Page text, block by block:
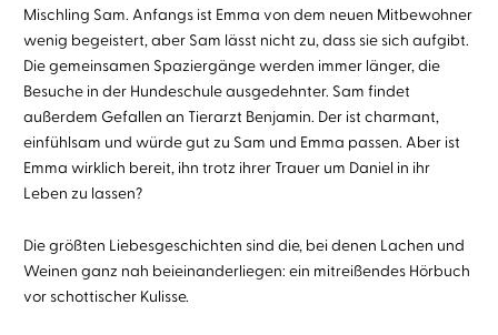
Mischling Sam. Anfangs ist Emma von dem neuen Mitbewohner
wenig begeistert, aber Sam lässt nicht zu, dass sie sich aufgibt.
Die gemeinsamen Spaziergänge werden immer länger, die
Besuche in der Hundeschule ausgedehnter. Sam findet
außerdem Gefallen an Tierarzt Benjamin. Der ist charmant,
einfühlsam und würde gut zu Sam und Emma passen. Aber ist
Emma wirklich bereit, ihn trotz ihrer Trauer um Daniel in ihr
Leben zu lassen?
Die größten Liebesgeschichten sind die, bei denen Lachen und
Weinen ganz nah beieinanderliegen: ein mitreißendes Hörbuch
vor schottischer Kulisse.